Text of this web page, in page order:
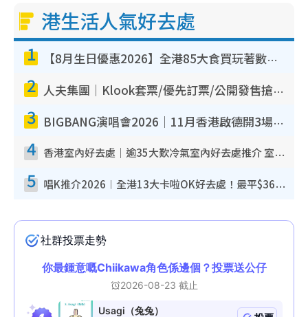
港生活人氣好去處
1 【8月生日優惠2026】全港85大食買玩著數攻略 自助餐/火鍋放題同行免費＋誠品/DONKI送現金券
2 人夫集團｜Klook套票/優先訂票/公開發售搶飛攻略！附票價.購票連結.場地座位表
3 BIGBANG演唱會2026｜11月香港啟德開3場！實名制VIP申請、優先購票攻略
4 香港室內好去處｜逾35大歎冷氣室內好去處推介 室內活動免費避雨無懼落雨
5 唱K推介2026︱全港13大卡啦OK好去處！最平$36起 日文K都有！(附地址+收費詳情)